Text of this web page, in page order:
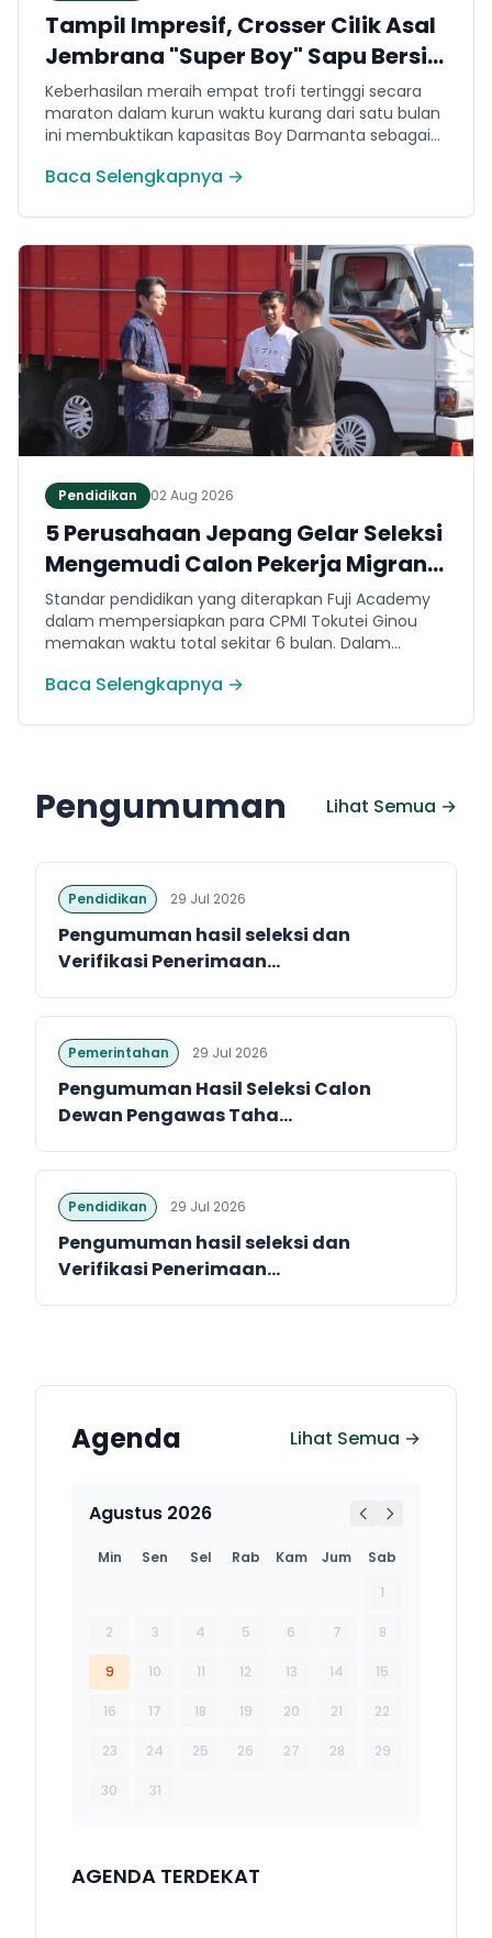
Tampil Impresif, Crosser Cilik Asal
Jembrana "Super Boy" Sapu Bersih
4 Gelar Juara Motocross 50cc di
Jawa
Keberhasilan meraih empat trofi tertinggi secara
maraton dalam kurun waktu kurang dari satu bulan
ini membuktikan kapasitas Boy Darmanta sebagai
dimiliki Jembrana di kancah motocross nasional
Baca Selengkapnya →
Pendidikan 02 Aug 2026
5 Perusahaan Jepang Gelar Seleksi
Mengemudi Calon Pekerja Migran
Jembrana
Standar pendidikan yang diterapkan Fuji Academy
dalam mempersiapkan para CPMI Tokutei Ginou
memakan waktu total sekitar 6 bulan. Dalam
menguasai sejumlah kompetensi. Seperti
(internal Fuji Academy). Sertifikasi resmi bahasa
Jepang.
Baca Selengkapnya →
Pengumuman Lihat Semua →
Pendidikan 29 Jul 2026
Pengumuman hasil seleksi dan
Verifikasi Penerimaan...
Pemerintahan 29 Jul 2026
Pengumuman Hasil Seleksi Calon
Dewan Pengawas Taha...
Pendidikan 29 Jul 2026
Pengumuman hasil seleksi dan
Verifikasi Penerimaan...
Agenda Lihat Semua →
Agustus 2026
Min Sen Sel Rab Kam Jum
Sab
1
2 3 4 5 6 7 8
9 10 11 12 13 14 15
16 17 18 19 20 21 22
23 24 25 26 27 28 29
30 31
AGENDA TERDEKAT